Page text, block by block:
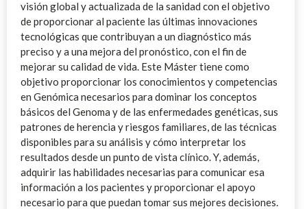
visión global y actualizada de la sanidad con el objetivo
de proporcionar al paciente las últimas innovaciones
tecnológicas que contribuyan a un diagnóstico más
preciso y a una mejora del pronóstico, con el fin de
mejorar su calidad de vida. Este Máster tiene como
objetivo proporcionar los conocimientos y competencias
en Genómica necesarios para dominar los conceptos
básicos del Genoma y de las enfermedades genéticas, sus
patrones de herencia y riesgos familiares, de las técnicas
disponibles para su análisis y cómo interpretar los
resultados desde un punto de vista clínico. Y, además,
adquirir las habilidades necesarias para comunicar esa
información a los pacientes y proporcionar el apoyo
necesario para que puedan tomar sus mejores decisiones.